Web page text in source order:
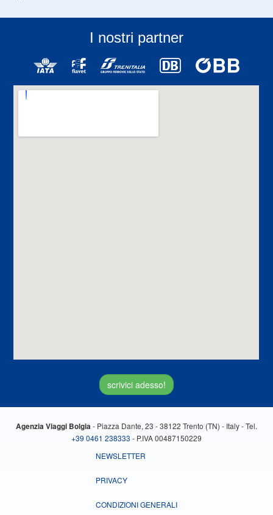
I nostri partner
scrivici adesso!
Agenzia Viaggi Bolgia - Piazza Dante, 23 - 38122 Trento (TN) - Italy - Tel.
+39 0461 238333 - P.IVA 00487150229
NEWSLETTER
PRIVACY
CONDIZIONI GENERALI